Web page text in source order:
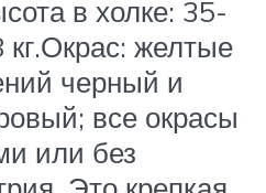
в холке: 35-
желтые
черный и
все окрасы
или без